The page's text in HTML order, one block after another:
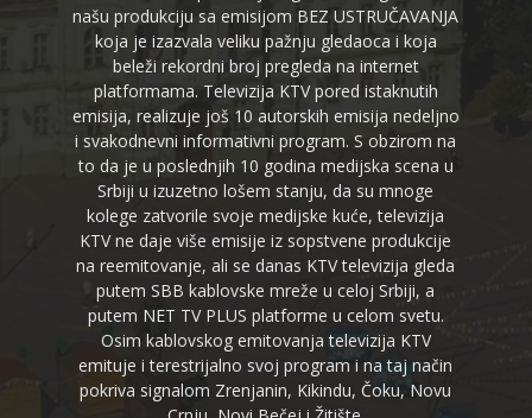
našu produkciju sa emisijom BEZ USTRUČAVANJA
koja je izazvala veliku pažnju gledaoca i koja
beleži rekordni broj pregleda na internet
platformama. Televizija KTV pored istaknutih
emisija, realizuje još 10 autorskih emisija nedeljno
i svakodnevni informativni program. S obzirom na
to da je u poslednjih 10 godina medijska scena u
Srbiji u izuzetno lošem stanju, da su mnoge
kolege zatvorile svoje medijske kuće, televizija
KTV ne daje više emisije iz sopstvene produkcije
na reemitovanje, ali se danas KTV televizija gleda
putem SBB kablovske mreže u celoj Srbiji, a
putem NET TV PLUS platforme u celom svetu.
Osim kablovskog emitovanja televizija KTV
emituje i terestrijalno svoj program i na taj način
pokriva signalom Zrenjanin, Kikindu, Čoku, Novu